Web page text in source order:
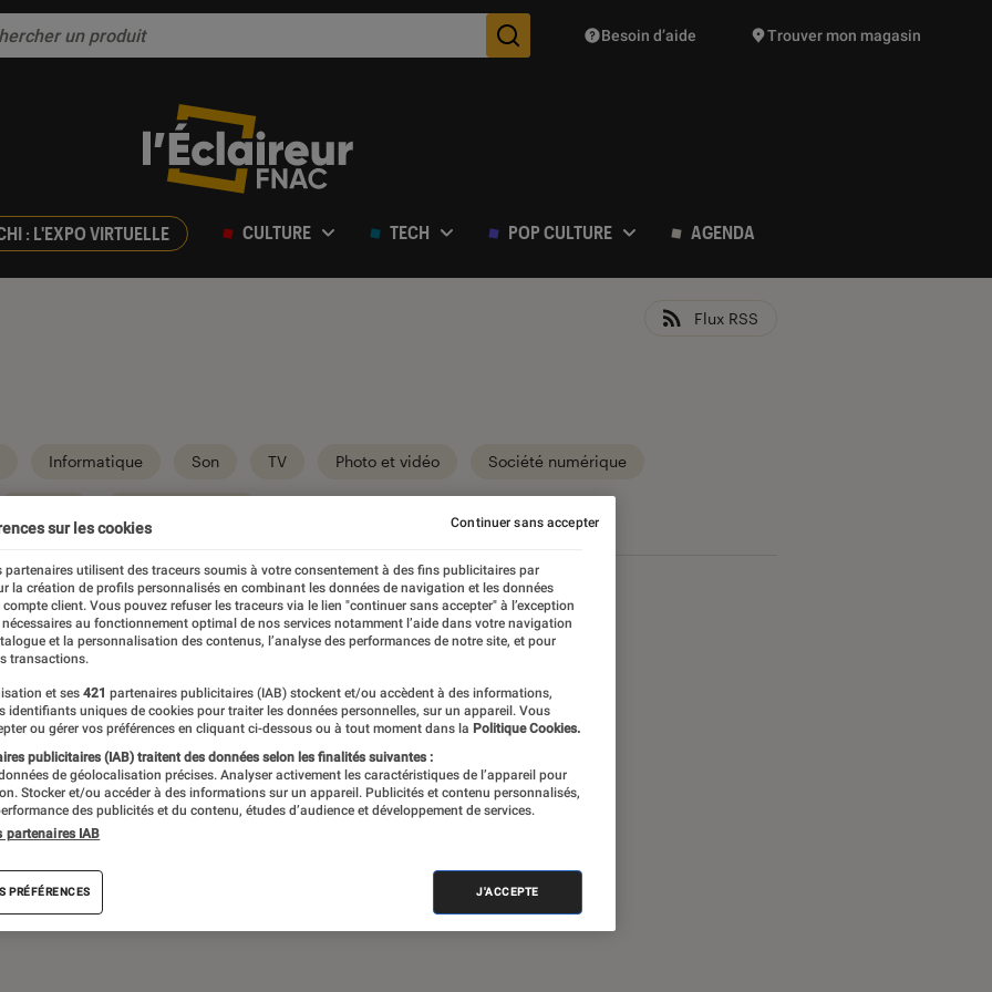
Des suggestions de produits vont vous être proposées
Besoin d’aide Trouver mon magasin
: L'EXPO VIRTUELLE CULTURE TECH POP CULTURE AGENDA
Flux RSS
Informatique Son TV Photo et vidéo Société numérique
audio, objets connectés… l’Éclaireur
l’actualité Tech décryptée, de nombreux
des tests de produits, réalisés par le
sur les cookies
partenaires utilisent des traceurs soumis à votre consentement à des fins publicitaires par
la création de profils personnalisés en combinant les données de navigation et les données
compte client. Vous pouvez refuser les traceurs via le lien "continuer sans accepter" à l’exception
au fonctionnement optimal de nos services notamment l’aide dans votre navigation
et la personnalisation des contenus, l’analyse des performances de notre site, et pour
transactions.
et ses 421 partenaires publicitaires (IAB) stockent et/ou accèdent à des informations,
identifiants uniques de cookies pour traiter les données personnelles, sur un appareil. Vous
ou gérer vos préférences en cliquant ci-dessous ou à tout moment dans la Politique Cookies.
publicitaires (IAB) traitent des données selon les finalités suivantes :
de géolocalisation précises. Analyser activement les caractéristiques de l’appareil pour
Stocker et/ou accéder à des informations sur un appareil. Publicités et contenu personnalisés,
des publicités et du contenu, études d’audience et développement de services.
partenaires IAB
PRÉFÉRENCES J'ACCEPTE
Continuer sans accepter